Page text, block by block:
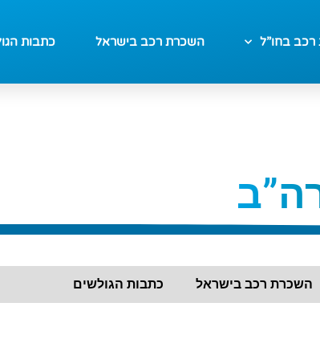
בחו”ל השכרת רכב בישראל כתבות
השכרת רכב בישראל כתבות הגולשים